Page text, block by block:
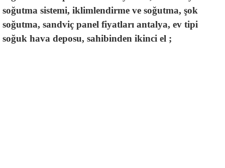
soğutma sistemi, iklimlendirme ve soğutma, şok
soğutma, sandviç panel fiyatları antalya, ev tipi
soğuk hava deposu, sahibinden ikinci el ;